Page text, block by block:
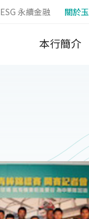
ESG 永續金融 關於
本行簡介